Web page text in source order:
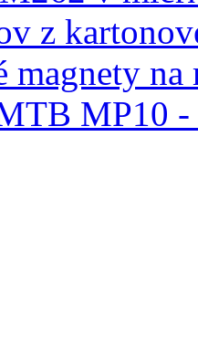
z
magnety na
MP10